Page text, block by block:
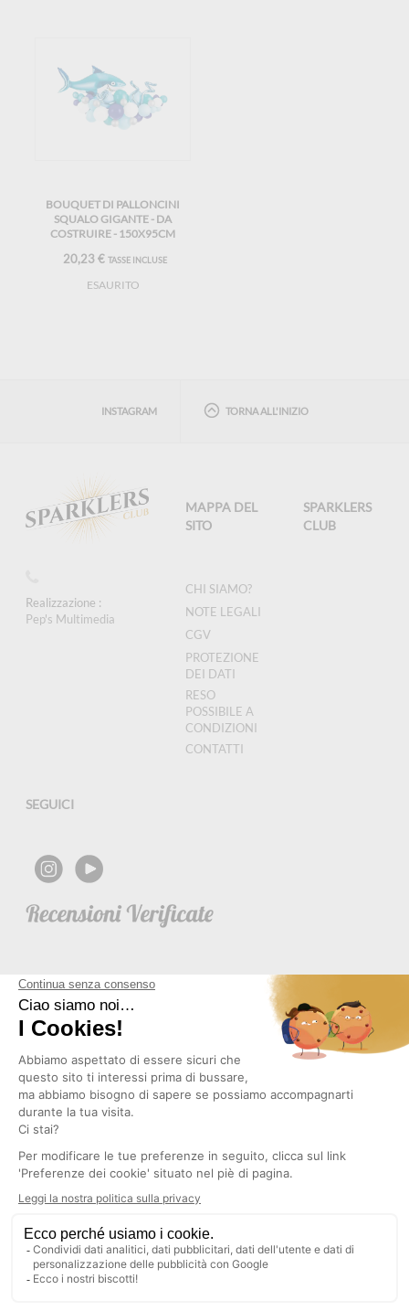
BOUQUET DI PALLONCINI
SQUALO GIGANTE - DA
COSTRUIRE - 150X95CM
20,23 € TASSE INCLUSE
ESAURITO
INSTAGRAM TORNA ALL'INIZIO
Realizzazione :
Pep's Multimedia
MAPPA DEL
SITO
CHI SIAMO?
NOTE LEGALI
CGV
PROTEZIONE
DEI DATI
RESO
POSSIBILE A
CONDIZIONI
CONTATTI
SPARKLERS
CLUB
SEGUICI
NEWSLETTER